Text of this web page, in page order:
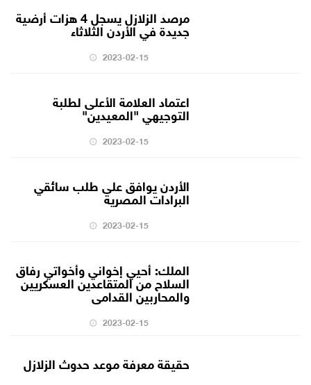
مرصد الزلازل يسجل 4 هزات أرضية
جديدة في الأردن الثلاثاء
2023-02-15
اعتماد العلامة الأعلى لطلبة
التوجيهي "المعيدين"
2023-02-15
الأردن يوافق على طلب سائقي
البرادات المصرية
2023-02-15
الملك: أحيي إخواني وأخواتي رفاق
السلاح من المتقاعدين العسكريين
والمحاربين القدامى
2023-02-15
حقيقة معرفة موعد حدوث الزلازل